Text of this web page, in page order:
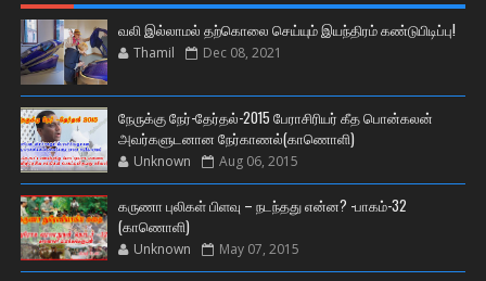
வலி இல்லாமல் தற்கொலை செய்யும் இயந்திரம் கண்டுபிடிப்பு!
Thamil Dec 08, 2021
நேருக்கு நேர்-தேர்தல்-2015 பேராசிரியர் கீத பொன்கலன்
அவர்களுடனான நேர்காணல்(காணொளி)
Unknown Aug 06, 2015
கருணா புலிகள் பிளவு – நடந்தது என்ன? -பாகம்-32
(காணொளி)
Unknown May 07, 2015